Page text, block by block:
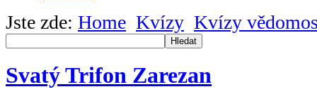
Jste zde: Home Kvízy Kvízy
Hledat
Svatý Trifon Zarezan